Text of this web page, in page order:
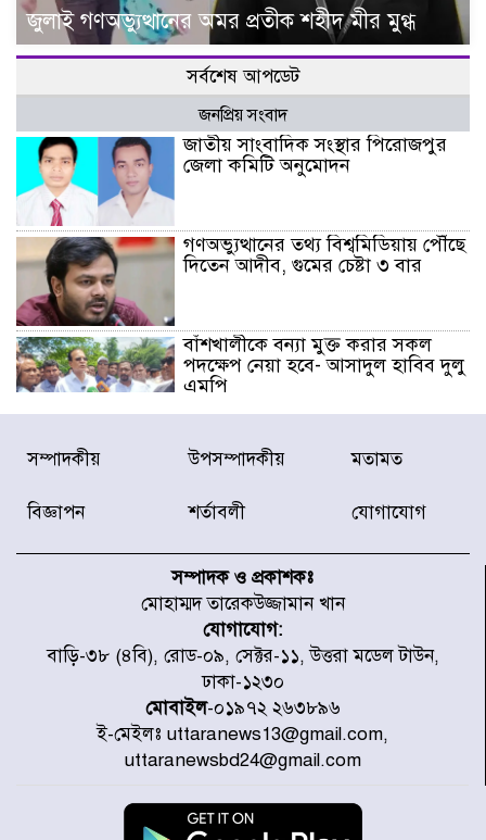
জুলাই গণঅভ্যুত্থানের অমর প্রতীক শহীদ মীর মুগ্ধ
সর্বশেষ আপডেট
জনপ্রিয় সংবাদ
জাতীয় সাংবাদিক সংস্থার পিরোজপুর
জেলা কমিটি অনুমোদন
গণঅভ্যুত্থানের তথ্য বিশ্বমিডিয়ায় পৌঁছে
দিতেন আদীব, গুমের চেষ্টা ৩ বার
বাঁশখালীকে বন্যা মুক্ত করার সকল
পদক্ষেপ নেয়া হবে- আসাদুল হাবিব দুলু
এমপি
বিদ্যুৎ-জ্বালানি খাতে অস্থিরতা তৈরির
চেষ্টা করছে একটি চক্র : প্রধানমন্ত্রী
৫ আহত, চীনে বন্দর বন্ধ
চিকিৎসা খাতে জিডিপির ৫ শতাংশ
বরাদ্দের ঘোষণা স্থানীয় সরকার মন্ত্রীর
জুলাই জাদুঘর ঘুরে দেখলেন এনসিপি
নেতারা
সম্পাদকীয় উপসম্পাদকীয় মতামত
বিজ্ঞাপন শর্তাবলী যোগাযোগ
সম্পাদক ও প্রকাশকঃ
মোহাম্মদ তারেকউজ্জামান খান
যোগাযোগ:
বাড়ি-৩৮ (৪বি), রোড-০৯, সেক্টর-১১, উত্তরা মডেল টাউন,
ঢাকা-১২৩০
মোবাইল-০১৯৭২ ২৬৩৮৯৬
ই-মেইলঃ uttaranews13@gmail.com,
uttaranewsbd24@gmail.com